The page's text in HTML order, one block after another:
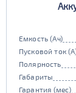
Емкость (Ач)
Пусковой ток
Полярность
Габариты
Гарантия (мес)